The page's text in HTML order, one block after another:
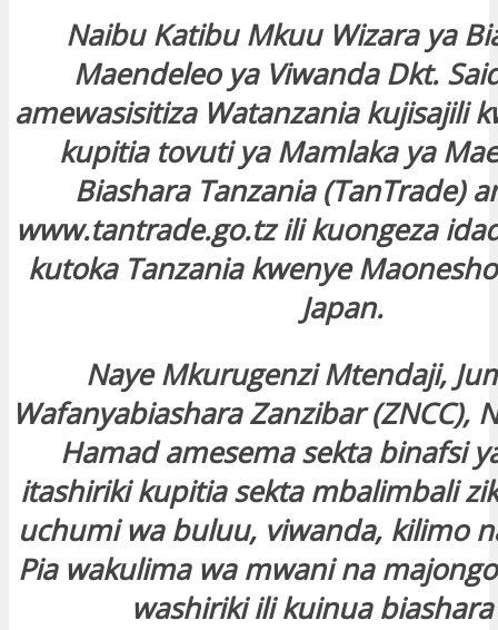
Naibu Katibu Mkuu Wizara ya
Maendeleo ya Viwanda Dkt.
amewasisitiza Watanzania kujisajili
kupitia tovuti ya Mamlaka ya
Biashara Tanzania (TanTrade)
www.tantrade.go.tz ili kuongeza
kutoka Tanzania kwenye
Japan.
Naye Mkurugenzi Mtendaji,
Wafanyabiashara Zanzibar (ZNCC),
Hamad amesema sekta binafsi
itashiriki kupitia sekta mbalimbali
uchumi wa buluu, viwanda, kilimo
Pia wakulima wa mwani na
washiriki ili kuinua